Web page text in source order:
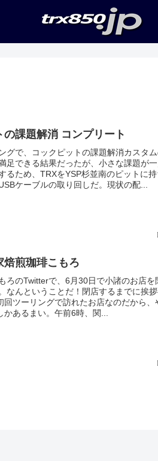
の課題解消 コンプリート
グで、コックピットの課題解消カスタ
足できる結果だったが、小さな課題が
るため、TRXをYSP杉並南のピットに持
ケーブルの取り回しだ。現状の配...
焙煎珈琲こもろ
ろのTwitterで、6月30日で小諸のお店を
なんということだ！閉店するまでに挨
回ツーリングで訪れたお店なのだから、
あるまい。午前6時、関...